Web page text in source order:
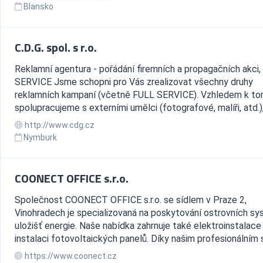
Blansko
C.D.G. spol. s r.o.
Reklamní agentura - pořádání firemních a propagačních akci,
SERVICE Jsme schopni pro Vás zrealizovat všechny druhy
reklamních kampaní (včetně FULL SERVICE). Vzhledem k
spolupracujeme s externími umělci (fotografové, malíři,
http://www.cdg.cz
Nymburk
COONECT OFFICE s.r.o.
Společnost COONECT OFFICE s.r.o. se sídlem v Praze 2,
Vinohradech je specializovaná na poskytování ostrovních
uložišť energie. Naše nabídka zahrnuje také elektroinstalace
instalaci fotovoltaických panelů. Díky našim profesionálním
https://www.coonect.cz